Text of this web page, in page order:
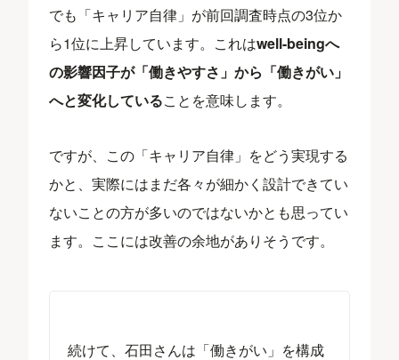
でも「キャリア自律」が前回調査時点の3位か
ら1位に上昇しています。これはwell-beingへ
の影響因子が「働きやすさ」から「働きがい」
へと変化していることを意味します。
ですが、この「キャリア自律」をどう実現する
かと、実際にはまだ各々が細かく設計できてい
ないことの方が多いのではないかとも思ってい
ます。ここには改善の余地がありそうです。
続けて、石田さんは「働きがい」を構成